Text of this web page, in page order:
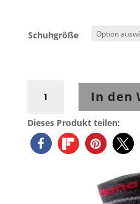
Dieses Produkt teilen:
Schuhgröße
TransTex
lang
Menge
In den